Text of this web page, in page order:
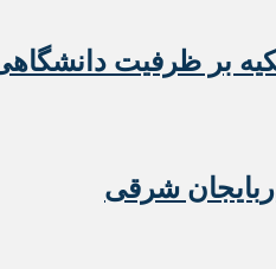
بر ظرفیت